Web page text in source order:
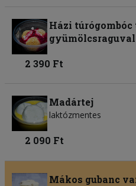
Házi
gyümölcsraguval
2 390 Ft
Madártej
laktózmentes
2 090 Ft
Mákos gubanc